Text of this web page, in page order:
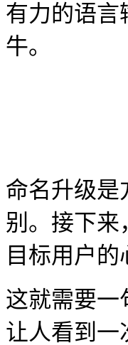
有力的语
牛。
命名升级是
别。接下来
目标用户的
这就需要一
让人看到一